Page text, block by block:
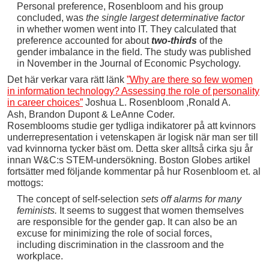
Personal preference, Rosenbloom and his group
concluded, was the single largest determinative factor
in whether women went into IT. They calculated that
preference accounted for abouttwo-thirds of the
gender imbalance in the field. The study was published
in November in the Journal of Economic Psychology.
Det här verkar vara rätt länk ”Why are there so few women
in information technology? Assessing the role of personality
in career choices” Joshua L. Rosenbloom ,Ronald A.
Ash, Brandon Dupont & LeAnne Coder.
Rosemblooms studie ger tydliga indikatorer på att kvinnors
underrepresentation i vetenskapen är logisk när man ser till
vad kvinnorna tycker bäst om. Detta sker alltså cirka sju år
innan W&C:s STEM-undersökning. Boston Globes artikel
fortsätter med följande kommentar på hur Rosenbloom et. al
mottogs:
The concept of self-selection sets off alarms for many
feminists. It seems to suggest that women themselves
are responsible for the gender gap. It can also be an
excuse for minimizing the role of social forces,
including discrimination in the classroom and the
workplace.